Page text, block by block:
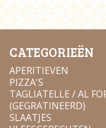
CATEGORIEËN
APERITIEVEN
PIZZA'S
TAGLIATELLE / AL
(GEGRATINEERD)
SLAATJES